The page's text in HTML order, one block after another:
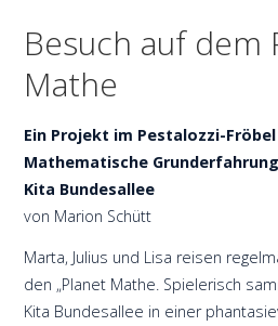
Besuch auf dem
Mathe
Ein Projekt im Pestalozzi-Fröbel
Mathematische
Kita Bundesallee
von Marion Schütt
Marta, Julius und Lisa reisen
den „Planet Mathe. Spielerisch
Kita Bundesallee in einer